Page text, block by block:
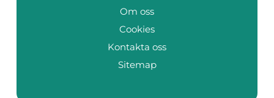
Om oss
Cookies
Kontakta oss
Sitemap